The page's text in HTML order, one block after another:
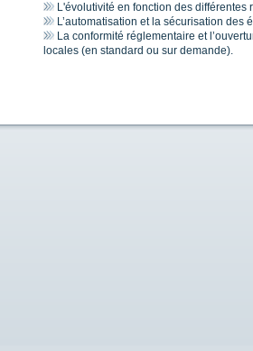
L'évolutivité en fonction des différentes
L’automatisation et la sécurisation des
La conformité réglementaire et
locales (en standard ou sur demande).